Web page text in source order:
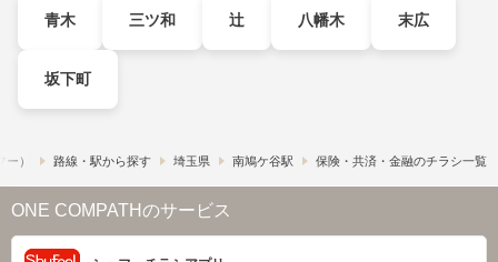
青木 三ツ和 辻 八幡木 末広
坂下町
） 路線・駅から探す 埼玉県 南鳩ケ谷駅 保険・共済・金融のチラシ一覧
ONE COMPATHのサービス